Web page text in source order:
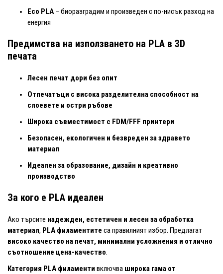
Eco PLA – биоразградим и произведен с по-нисък разход на
енергия
Предимства на използването на PLA в 3D
печата
Лесен печат дори без опит
Отпечатъци с висока разделителна способност на
слоевете и остри ръбове
Широка съвместимост с FDM/FFF принтери
Безопасен, екологичен и безвреден за здравето
материал
Идеален за образование, дизайн и креативно
производство
За кого е PLA идеален
Ако търсите надежден, естетичен и лесен за обработка
материал, PLA филаментите са правилният избор. Предлагат
високо качество на печат, минимални усложнения и отлично
съотношение цена-качество.
Категория PLA филаменти включва широка гама от